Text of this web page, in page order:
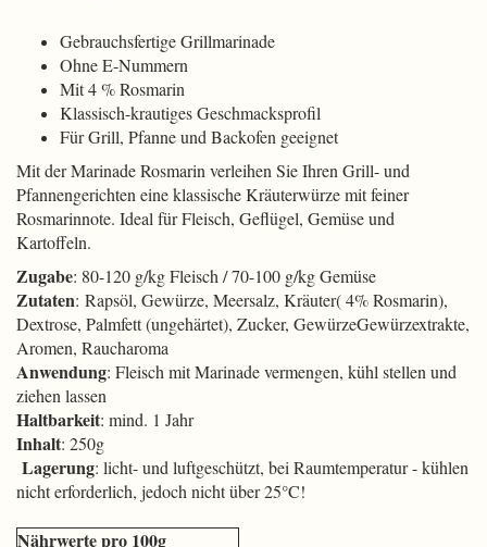
Gebrauchsfertige Grillmarinade
Ohne E-Nummern
Mit 4 % Rosmarin
Klassisch-krautiges Geschmacksprofil
Für Grill, Pfanne und Backofen geeignet
Mit der Marinade Rosmarin verleihen Sie Ihren Grill- und
Pfannengerichten eine klassische Kräuterwürze mit feiner
Rosmarinnote. Ideal für Fleisch, Geflügel, Gemüse und
Kartoffeln.
Zugabe: 80-120 g/kg Fleisch / 70-100 g/kg Gemüse
Zutaten: Rapsöl, Gewürze, Meersalz, Kräuter( 4% Rosmarin),
Dextrose, Palmfett (ungehärtet), Zucker, GewürzeGewürzextrakte,
Aromen, Raucharoma
Anwendung: Fleisch mit Marinade vermengen, kühl stellen und
ziehen lassen
Haltbarkeit: mind. 1 Jahr
Inhalt: 250g
Lagerung: licht- und luftgeschützt, bei Raumtemperatur - kühlen
nicht erforderlich, jedoch nicht über 25°C!
Nährwerte pro 100g